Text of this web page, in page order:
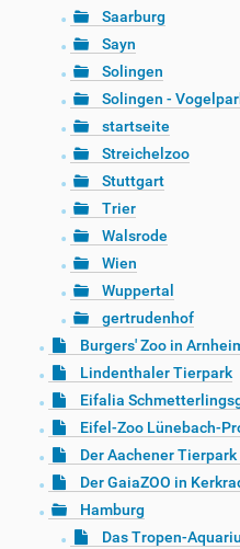
Saarburg
Sayn
Solingen
Solingen -
startseite
Streichelzoo
Stuttgart
Trier
Walsrode
Wien
Wuppertal
gertrudenhof
Burgers' Zoo in
Lindenthaler Tierpark
Eifalia
Eifel-Zoo Lünebach-
Der Aachener
Der GaiaZOO in
Hamburg
Das Tropen-